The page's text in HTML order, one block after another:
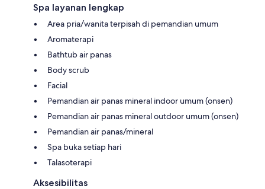
Spa layanan lengkap
Area pria/wanita terpisah di pemandian umum
Aromaterapi
Bathtub air panas
Body scrub
Facial
Pemandian air panas mineral indoor umum (onsen)
Pemandian air panas mineral outdoor umum (onsen)
Pemandian air panas/mineral
Spa buka setiap hari
Talasoterapi
Aksesibilitas